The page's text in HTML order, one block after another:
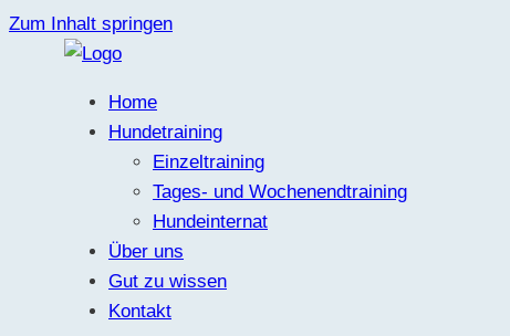
Zum Inhalt springen
Home
Hundetraining
Einzeltraining
Tages- und Wochenendtraining
Hundeinternat
Über uns
Gut zu wissen
Kontakt